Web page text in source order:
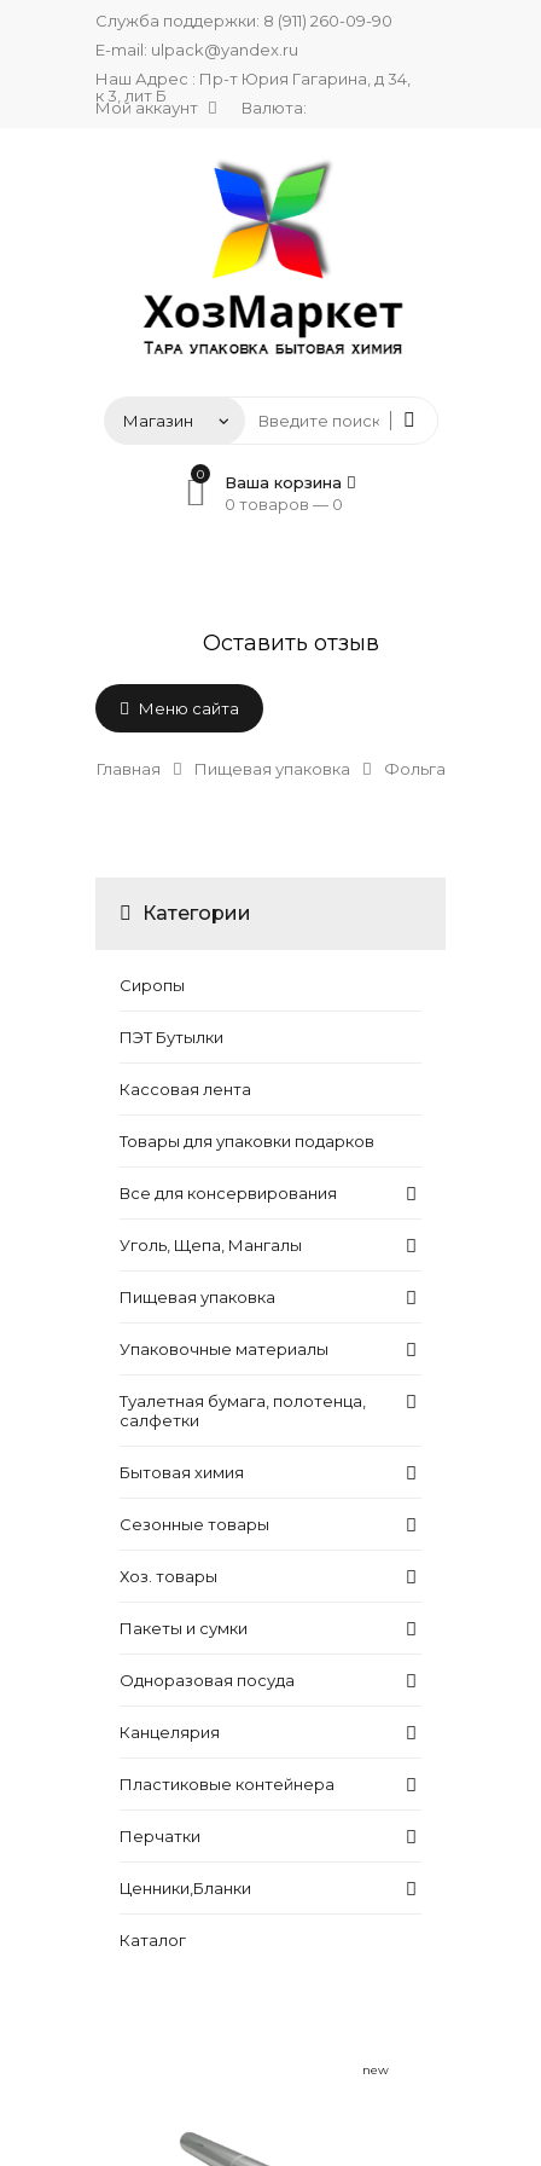
Служба поддержки: 8 (911) 260-09-90
E-mail: ulpack@yandex.ru
Наш Адрес : Пр-т Юрия Гагарина, д 34,
к 3, лит Б
Мой аккаунт Валюта:
0
Ваша корзина
0 товаров — 0
Оставить отзыв
Меню сайта
Главная Пищевая упаковка Фольга
Категории
Сиропы
ПЭТ Бутылки
Кассовая лента
Товары для упаковки подарков
Все для консервирования
Уголь, Щепа, Мангалы
Пищевая упаковка
Упаковочные материалы
Туалетная бумага, полотенца,
салфетки
Бытовая химия
Сезонные товары
Хоз. товары
Пакеты и сумки
Одноразовая посуда
Канцелярия
Пластиковые контейнера
Перчатки
Ценники,Бланки
Каталог
new